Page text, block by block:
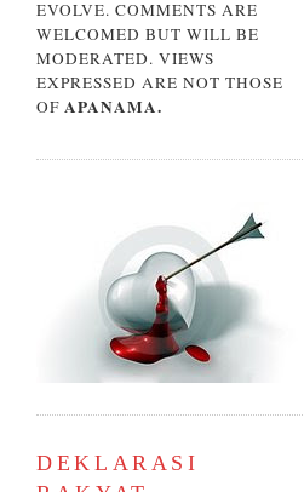
EVOLVE. COMMENTS ARE
WELCOMED BUT WILL BE
MODERATED. VIEWS
EXPRESSED ARE NOT THOSE
OF APANAMA.
DEKLARASI